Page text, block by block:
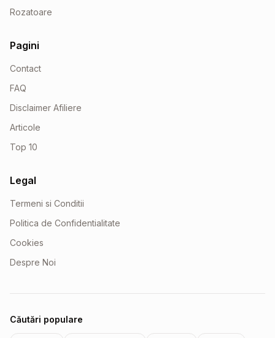
Rozatoare
Pagini
Contact
FAQ
Disclaimer Afiliere
Articole
Top 10
Legal
Termeni si Conditii
Politica de Confidentialitate
Cookies
Despre Noi
Căutări populare